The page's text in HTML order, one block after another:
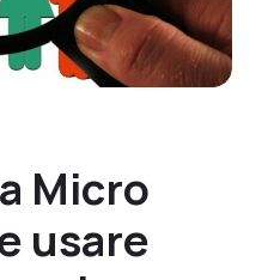
Micro
usare